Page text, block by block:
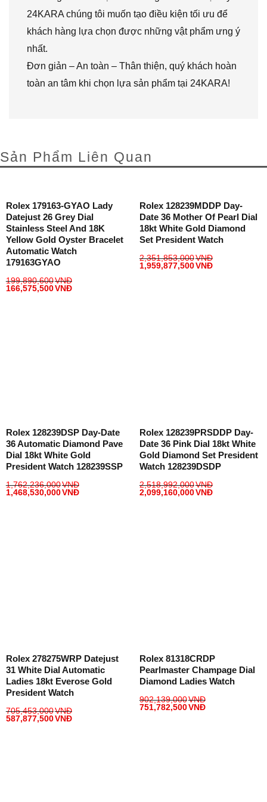
24KARA chúng tôi muốn tạo điều kiện tối ưu để
khách hàng lựa chọn được những vật phẩm ưng ý
nhất.
Đơn giản – An toàn – Thân thiện, quý khách hoàn
toàn an tâm khi chọn lựa sản phẩm tại 24KARA!
Sản Phẩm Liên Quan
Rolex 179163-GYAO Lady
Datejust 26 Grey Dial
Stainless Steel And 18K
Yellow Gold Oyster Bracelet
Automatic Watch
179163GYAO
199,890,600VNĐ
166,575,500VNĐ
Rolex 128239MDDP Day-
Date 36 Mother Of Pearl Dial
18kt White Gold Diamond
Set President Watch
2,351,853,000VNĐ
1,959,877,500VNĐ
Rolex 128239DSP Day-Date
36 Automatic Diamond Pave
Dial 18kt White Gold
President Watch 128239SSP
1,762,236,000VNĐ
1,468,530,000VNĐ
Rolex 128239PRSDDP Day-
Date 36 Pink Dial 18kt White
Gold Diamond Set President
Watch 128239DSDP
2,518,992,000VNĐ
2,099,160,000VNĐ
Rolex 278275WRP Datejust
31 White Dial Automatic
Ladies 18kt Everose Gold
President Watch
705,453,000VNĐ
587,877,500VNĐ
Rolex 81318CRDP
Pearlmaster Champage Dial
Diamond Ladies Watch
902,139,000VNĐ
751,782,500VNĐ